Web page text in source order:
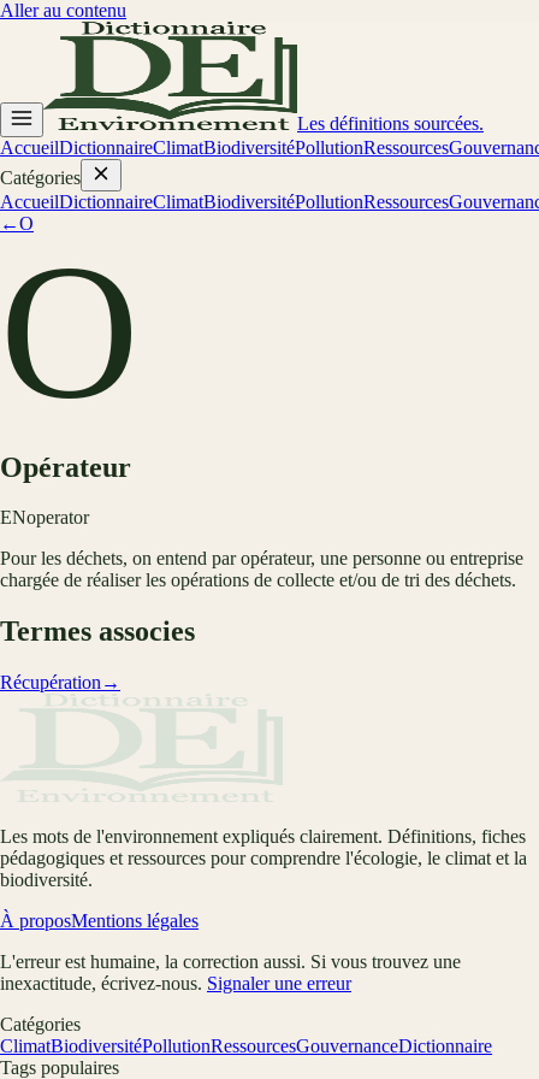
Aller au contenu
Les définitions sourcées.
AccueilDictionnaireClimatBiodiversitéPollutionRessources
Catégories
AccueilDictionnaireClimatBiodiversitéPollutionRessources
←O
O
Opérateur
ENoperator
Pour les déchets, on entend par opérateur, une personne ou entreprise
chargée de réaliser les opérations de collecte et/ou de tri des déchets.
Termes associes
Récupération →
Les mots de l'environnement expliqués clairement. Définitions, fiches
pédagogiques et ressources pour comprendre l'écologie, le climat et la
biodiversité.
À proposMentions légales
L'erreur est humaine, la correction aussi. Si vous trouvez une
inexactitude, écrivez-nous. Signaler une erreur
Catégories
ClimatBiodiversitéPollutionRessourcesGouvernanceDictionnaire
Tags populaires